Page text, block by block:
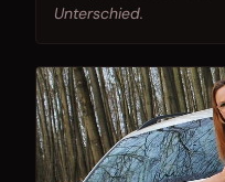
Unterschied.